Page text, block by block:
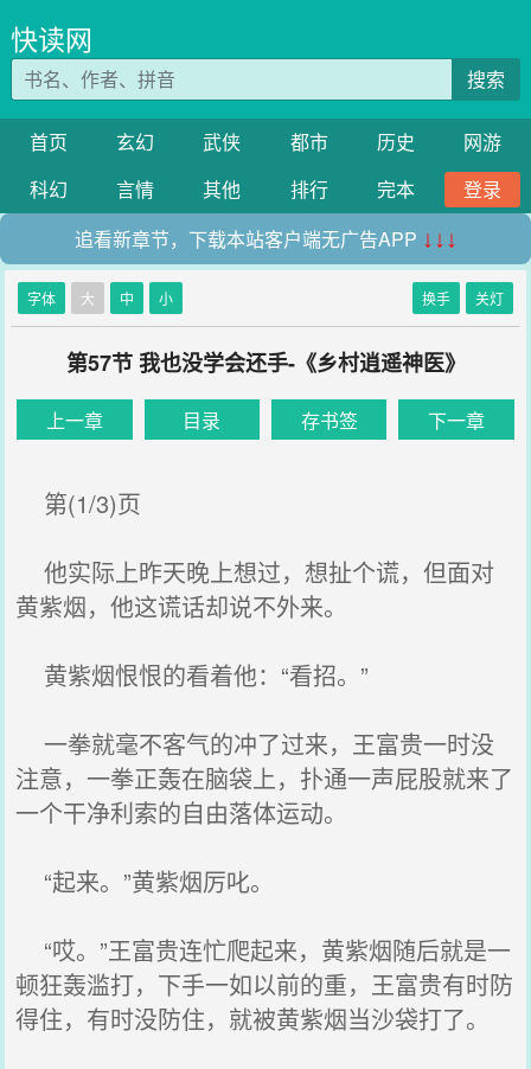
快读网
搜索
首页 玄幻 武侠 都市 历史
网游
科幻
言情 其他 排行 完本
登录
追看新章节，下载本站客户端无广告APP ↓↓↓
字体 大 中 小 换手 关灯
第57节 我也没学会还手-《乡村逍遥神医》
上一章 目录 存书签 下一章
第(1/3)页
他实际上昨天晚上想过，想扯个谎，但面对
黄紫烟，他这谎话却说不外来。
黄紫烟恨恨的看着他：“看招。”
一拳就毫不客气的冲了过来，王富贵一时没
注意，一拳正轰在脑袋上，扑通一声屁股就来了
一个干净利索的自由落体运动。
“起来。”黄紫烟厉叱。
“哎。”王富贵连忙爬起来，黄紫烟随后就是一
顿狂轰滥打，下手一如以前的重，王富贵有时防
得住，有时没防住，就被黄紫烟当沙袋打了。